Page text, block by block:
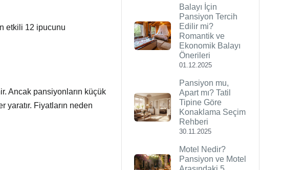
etkili 12 ipucunu
Ancak pansiyonların küçük
yaratır. Fiyatların neden
Balayı İçin
Pansiyon Tercih
Edilir mi?
Romantik ve
Ekonomik Balayı
Önerileri
01.12.2025
Pansiyon mu,
Apart mı? Tatil
Tipine Göre
Konaklama Seçim
Rehberi
30.11.2025
Motel Nedir?
Pansiyon ve Motel